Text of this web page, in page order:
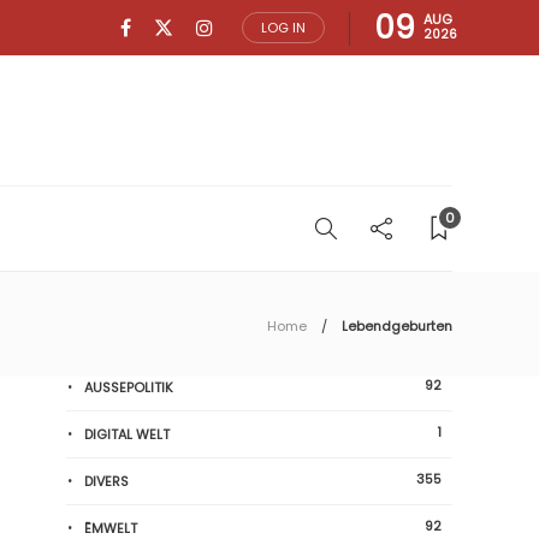
LOG IN 09 AUG
2026
0
Home Lebendgeburten
AUSSEPOLITIK 92
DIGITAL WELT 1
DIVERS 355
ËMWELT 92